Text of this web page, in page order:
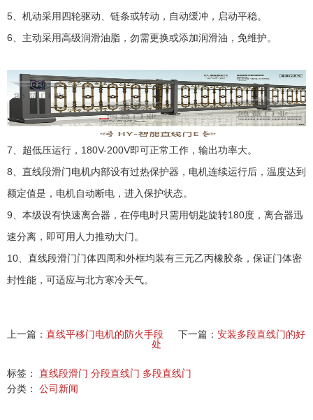
5、机动采用四轮驱动、链条或转动，自动缓冲，启动平稳。
6、主动采用高级润滑油脂，勿需更换或添加润滑油，免维护。
7、超低压运行，180V-200V即可正常工作，输出功率大。
8、 直线段滑门电机内部设有过热保护器，电机连续运行后，温度达到
额定值是，电机自动断电，进入保护状态。
9、本级设有快速离合器，在停电时只需用钥匙旋转180度，离合器迅
速分离，即可用人力推动大门。
10、直线段滑门门体四周和外框均装有三元乙丙橡胶条，保证门体密
封性能，可适应与北方寒冷天气。
上一篇： 直线平移门电机的防火手段 下一篇： 安装多段直线门的好
处
标签： 直线段滑门 分段直线门 多段直线门
分类： 公司新闻